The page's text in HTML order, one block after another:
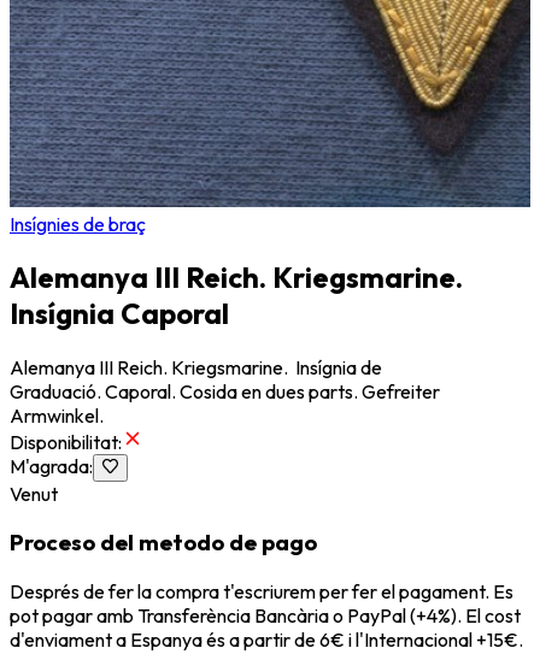
Insígnies de braç
Alemanya III Reich. Kriegsmarine.
Insígnia Caporal
Alemanya III Reich. Kriegsmarine. Insígnia de
Graduació. Caporal. Cosida en dues parts. Gefreiter
Armwinkel.
Disponibilitat:
M'agrada:
Venut
Proceso del metodo de pago
Després de fer la compra t'escriurem per fer el pagament. Es
pot pagar amb Transferència Bancària o PayPal (+4%). El cost
d'enviament a Espanya és a partir de 6€ i l'Internacional +15€.